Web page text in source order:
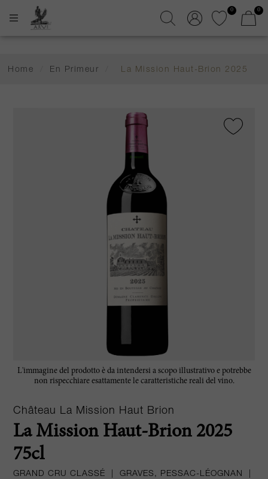
0 0
Home En Primeur La Mission Haut-Brion 2025
L'immagine del prodotto è da intendersi a scopo illustrativo e potrebbe
non rispecchiare esattamente le caratteristiche reali del vino.
Château La Mission Haut Brion
La Mission Haut-Brion 2025
75cl
GRAND CRU CLASSÉ GRAVES, PESSAC-LÉOGNAN